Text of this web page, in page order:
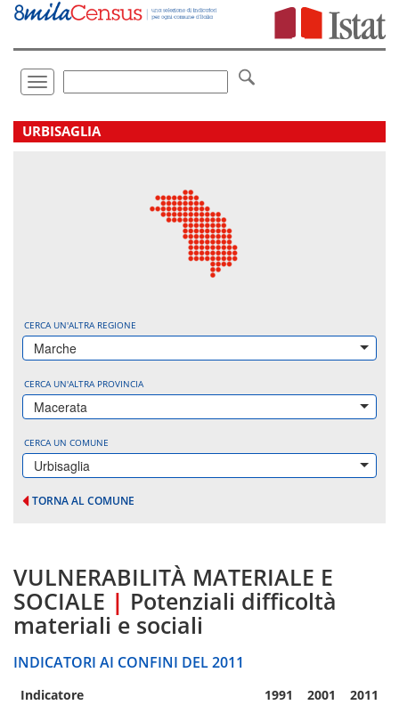
Vai
direttamente
Toggle
navigation
URBISAGLIA
CERCA UN'ALTRA REGIONE
Marche
CERCA UN'ALTRA PROVINCIA
Macerata
CERCA UN COMUNE
Urbisaglia
TORNA AL COMUNE
VULNERABILITÀ MATERIALE E
SOCIALE | Potenziali difficoltà
materiali e sociali
INDICATORI AI CONFINI DEL 2011
Indicatore 1991 2001 2011